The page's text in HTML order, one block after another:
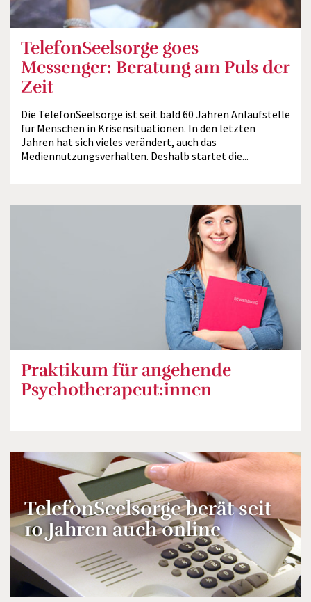
TelefonSeelsorge goes
Messenger: Beratung am Puls der
Zeit
Die TelefonSeelsorge ist seit bald 60 Jahren Anlaufstelle
für Menschen in Krisensituationen. In den letzten
Jahren hat sich vieles verändert, auch das
Mediennutzungsverhalten. Deshalb startet die...
Praktikum für angehende
Psychotherapeut:innen
TelefonSeelsorge berät seit
10 Jahren auch online